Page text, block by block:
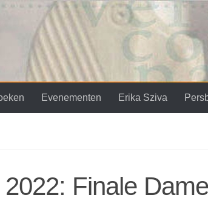
Evenementen Erika Sziva
Finale